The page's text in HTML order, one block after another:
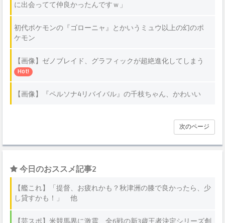
に出会ってて仲良かったんですｗ」
初代ポケモンの『ゴローニャ』とかいうミュウ以上の幻のポ
ケモン
【画像】ゼノブレイド、グラフィックが超絶進化してしまう
Hot!
【画像】『ペルソナ4リバイバル』の千枝ちゃん、かわいい
次のページ